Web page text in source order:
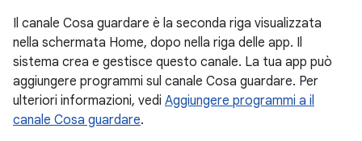
Il canale Cosa guardare è la seconda riga visualizzata
nella schermata Home, dopo nella riga delle app. Il
sistema crea e gestisce questo canale. La tua app può
aggiungere programmi sul canale Cosa guardare. Per
ulteriori informazioni, vedi Aggiungere programmi a il
canale Cosa guardare.